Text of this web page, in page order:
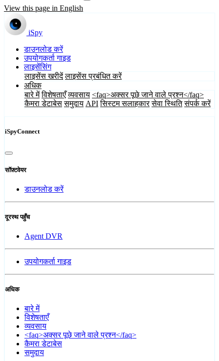
View this page in English
iSpy
डाउनलोड करें
उपयोगकर्ता गाइड
लाइसेंसिंग
लाइसेंस खरीदें लाइसेंस प्रबंधित करें
अधिक
बारे में विशेषताएँ व्यवसाय <faq>अक्सर पूछे जाने वाले प्रश्न</faq>
कैमरा डेटाबेस समुदाय API सिस्टम सलाहकार सेवा स्थिति संपर्क करें
iSpyConnect
सॉफ़्टवेयर
डाउनलोड करें
दूरस्थ पहुँच
Agent DVR
उपयोगकर्ता गाइड
अधिक
बारे में
विशेषताएँ
व्यवसाय
<faq>अक्सर पूछे जाने वाले प्रश्न</faq>
कैमरा डेटाबेस
समुदाय